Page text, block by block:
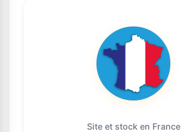
Site et stock en France